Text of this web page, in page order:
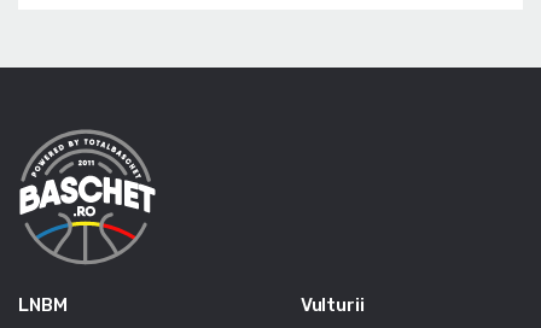
LNBM
Vulturii